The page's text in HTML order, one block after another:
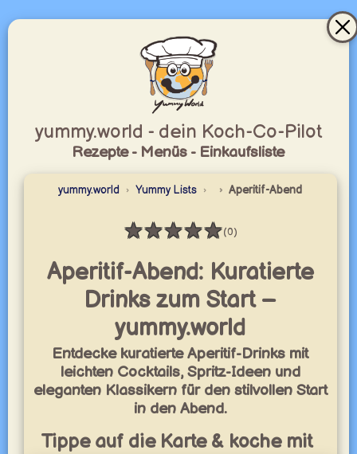
yummy.world - dein Koch-Co-Pilot
Rezepte - Menüs - Einkaufsliste
yummy.world Yummy Lists Aperitif-Abend
★★★★★
Bewertung: 0 / 5
(0)
Aperitif-Abend: Kuratierte
Drinks zum Start –
yummy.world
Entdecke kuratierte Aperitif-Drinks mit
leichten Cocktails, Spritz-Ideen und
eleganten Klassikern für den stilvollen Start
in den Abend.
Tippe auf die Karte & koche mit